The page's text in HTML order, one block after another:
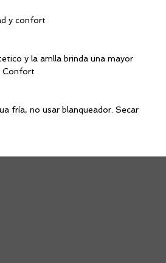
y confort
sintética
y la amlla brinda una mayor
Confort
fría, no usar blanqueador. Secar